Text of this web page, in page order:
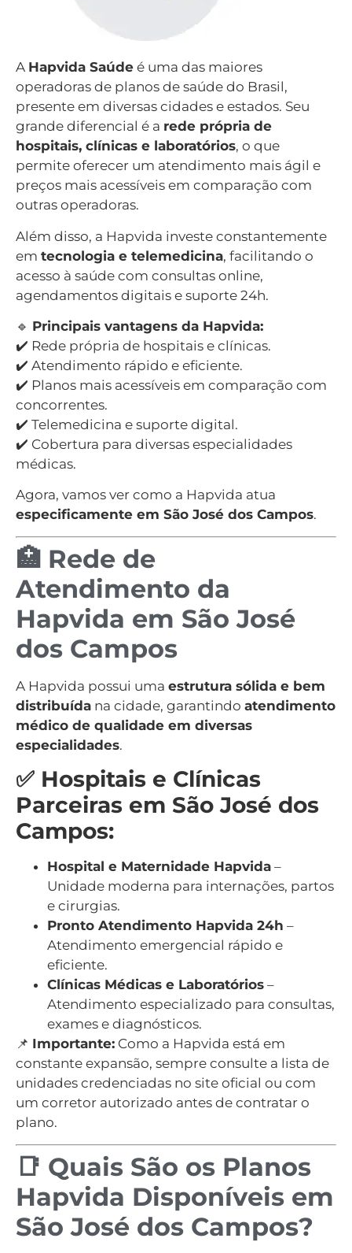
A Hapvida Saúde é uma das maiores
operadoras de planos de saúde do Brasil,
presente em diversas cidades e estados. Seu
grande diferencial é a rede própria de
hospitais, clínicas e laboratórios, o que
permite oferecer um atendimento mais ágil e
preços mais acessíveis em comparação com
outras operadoras.
Além disso, a Hapvida investe constantemente
em tecnologia e telemedicina, facilitando o
acesso à saúde com consultas online,
agendamentos digitais e suporte 24h.
🔹 Principais vantagens da Hapvida:
✔️ Rede própria de hospitais e clínicas.
✔️ Atendimento rápido e eficiente.
✔️ Planos mais acessíveis em comparação com
concorrentes.
✔️ Telemedicina e suporte digital.
✔️ Cobertura para diversas especialidades
médicas.
Agora, vamos ver como a Hapvida atua
especificamente em São José dos Campos.
🏥 Rede de
Atendimento da
Hapvida em São José
dos Campos
A Hapvida possui uma estrutura sólida e bem
distribuída na cidade, garantindo atendimento
médico de qualidade em diversas
especialidades.
✅ Hospitais e Clínicas
Parceiras em São José dos
Campos:
Hospital e Maternidade Hapvida –
Unidade moderna para internações, partos
e cirurgias.
Pronto Atendimento Hapvida 24h –
Atendimento emergencial rápido e
eficiente.
Clínicas Médicas e Laboratórios –
Atendimento especializado para consultas,
exames e diagnósticos.
📌 Importante: Como a Hapvida está em
constante expansão, sempre consulte a lista de
unidades credenciadas no site oficial ou com
um corretor autorizado antes de contratar o
plano.
📑 Quais São os Planos
Hapvida Disponíveis em
São José dos Campos?